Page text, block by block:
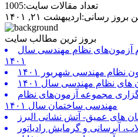
تعداد مقالات سایت:1005
بروز رسانی:اردیبهشت ۲۱, ۱۴۰۱
بروز ترین مطالب سایت
آزمون‌های نظام مهندسی سال
۱۴۰۱
نظام مهندسی شهریور ۱۴۰۱
نظام مهندسی سال ۱۴۰۱
مجموعه آزمون‌های نظام
مهندسی ساختمان سال ۱۴۰۱
های عمیق- آتش نشانی البرز
آبرسانی و گرمایش رادیاتور